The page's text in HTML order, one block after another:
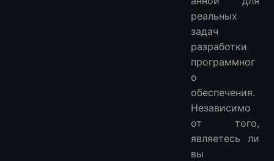
реальных
задач
разработки
программног
о
обеспечения.
Независимо
от того,
являетесь ли
вы